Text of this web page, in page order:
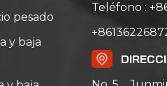
pesado
y baja
Teléfono :